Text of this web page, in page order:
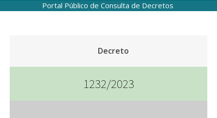
Portal Público de Consulta de Decretos
Decreto
1232/2023